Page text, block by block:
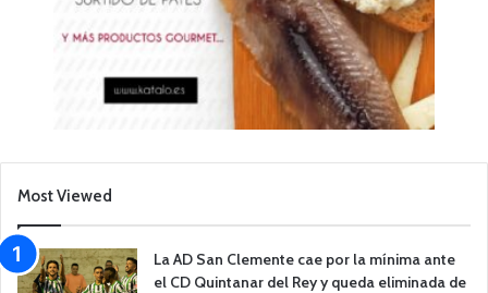
Most Viewed
La AD San Clemente cae por la mínima ante
el CD Quintanar del Rey y queda eliminada de